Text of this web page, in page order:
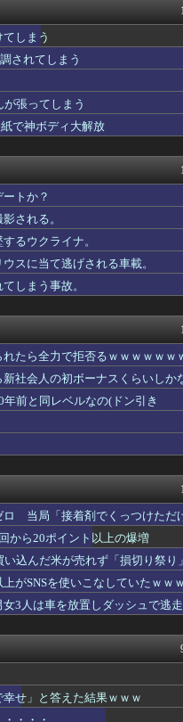
これｗｗｗｗｗ...
な
滑ったアニメ映画...
お
引く動画
ｗｗｗｗｗ
果ｗｗｗｗｗ...
え
人に行きます」こ...
3連続ブロックも...
ま
が騒然！←「日本...
との重要会談へ！
転手を逮捕
バ
ｗｗｗｗ
ア
ｗｗｗｗｗｗｗｗ...
ザすぎて心が折れ...
あ
ために学校行き...
ぶ
げ
った作品ｗｗｗｗ...
ぴ
りきり名古...
たも私で妥協して...
オ
スが多いと任せた...
か
フェラは認めてる...
モ
→食べてしまった...
←アニメの当てつけ...
漫
日
しまう
されてしまう
が張ってしまう
で神ボディ大解放
トか？
される。
るウクライナ。
スに当て逃げされる車載。
しまう事故。
たら全力で拒否るｗｗｗｗｗｗ
社会人の初ボーナスくらいしか
前と同レベルなの(ドン引き
当局「接着剤でくっつけただ
から20ポイント以上の爆増
込んだ米が売れず「損切り祭り
がSNSを使いこなしていたｗｗ
3人は車を放置しダッシュで逃
せ」と答えた結果ｗｗｗ